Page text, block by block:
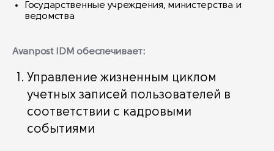
Государственные учреждения, министерства и
ведомства
Avanpost IDM обеспечивает:
Управление жизненным циклом
учетных записей пользователей в
соответствии с кадровыми
событиями